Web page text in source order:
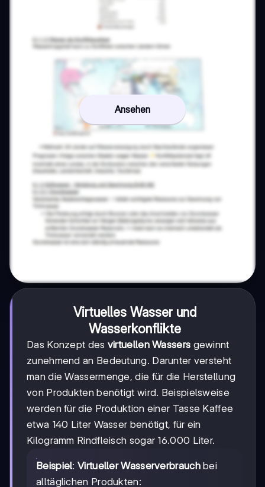
Ansehen
Virtuelles Wasser und
Wasserkonflikte
Das Konzept des virtuellen Wassers gewinnt
zunehmend an Bedeutung. Darunter versteht
man die Wassermenge, die für die Herstellung
von Produkten benötigt wird. Beispielsweise
werden für die Produktion einer Tasse Kaffee
etwa 140 Liter Wasser benötigt, für ein
Kilogramm Rindfleisch sogar 16.000 Liter.
Beispiel:Virtueller Wasserverbrauchbei
alltäglichen Produkten: